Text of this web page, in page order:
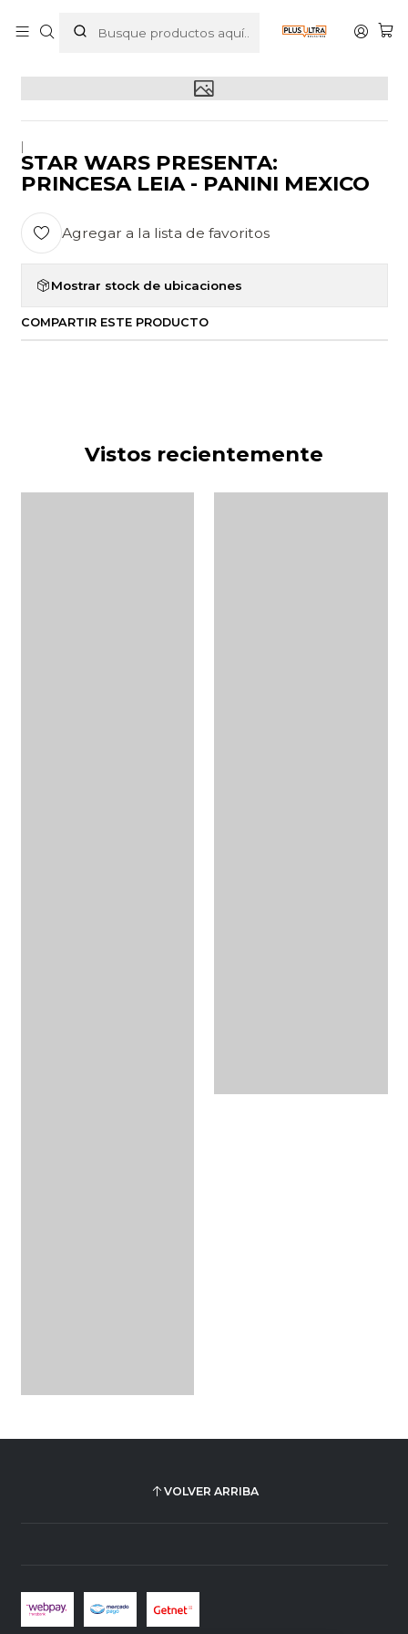
STAR WARS PRESENTA: PRINCESA LEIA - PANINI MEXICO
STAR WARS PRESENTA:
PRINCESA LEIA - PANINI MEXICO
Agregar a la lista de favoritos
Mostrar stock de ubicaciones
COMPARTIR ESTE PRODUCTO
Vistos recientemente
VOLVER ARRIBA